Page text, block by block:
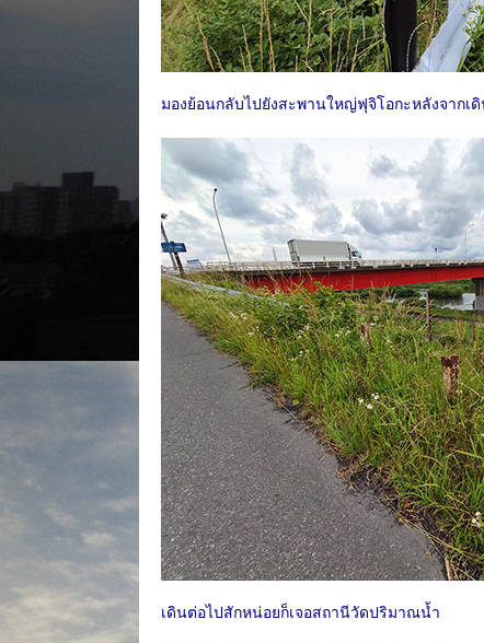
มองย้อนกลับไปยังสะพานใหญ่ฟุจิโอกะหลังจากเ
เดินต่อไปสักหน่อยก็เจอสถานีวัดปริมาณน้ำ